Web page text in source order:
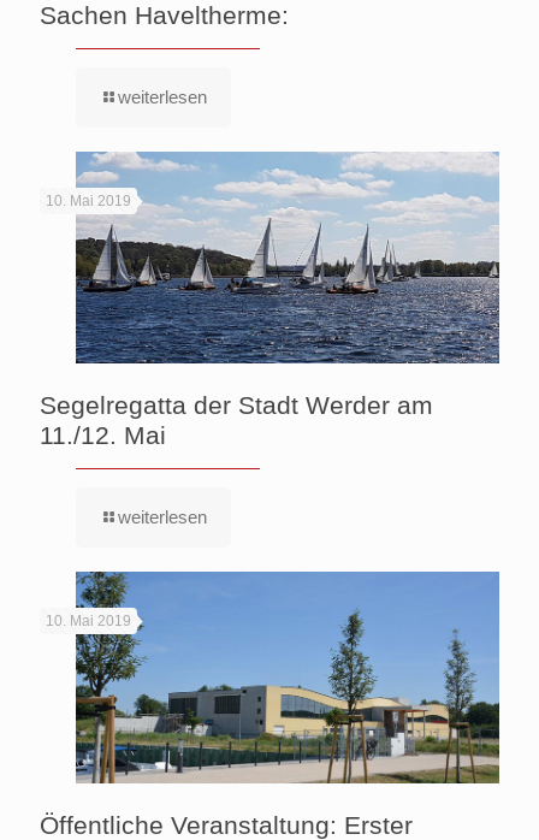
Sachen Haveltherme:
weiterlesen
10. Mai 2019
Segelregatta der Stadt Werder am
11./12. Mai
weiterlesen
10. Mai 2019
Öffentliche Veranstaltung: Erster